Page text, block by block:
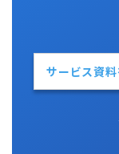
サービス資